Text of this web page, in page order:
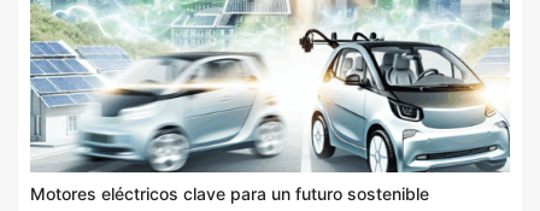
Motores eléctricos clave para un futuro sostenible